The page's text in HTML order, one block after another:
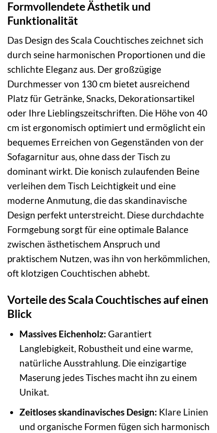
Formvollendete Ästhetik und
Funktionalität
Das Design des Scala Couchtisches zeichnet sich
durch seine harmonischen Proportionen und die
schlichte Eleganz aus. Der großzügige
Durchmesser von 130 cm bietet ausreichend
Platz für Getränke, Snacks, Dekorationsartikel
oder Ihre Lieblingszeitschriften. Die Höhe von 40
cm ist ergonomisch optimiert und ermöglicht ein
bequemes Erreichen von Gegenständen von der
Sofagarnitur aus, ohne dass der Tisch zu
dominant wirkt. Die konisch zulaufenden Beine
verleihen dem Tisch Leichtigkeit und eine
moderne Anmutung, die das skandinavische
Design perfekt unterstreicht. Diese durchdachte
Formgebung sorgt für eine optimale Balance
zwischen ästhetischem Anspruch und
praktischem Nutzen, was ihn von herkömmlichen,
oft klotzigen Couchtischen abhebt.
Vorteile des Scala Couchtisches auf einen
Blick
Massives Eichenholz: Garantiert
Langlebigkeit, Robustheit und eine warme,
natürliche Ausstrahlung. Die einzigartige
Maserung jedes Tisches macht ihn zu einem
Unikat.
Zeitloses skandinavisches Design: Klare Linien
und organische Formen fügen sich harmonisch